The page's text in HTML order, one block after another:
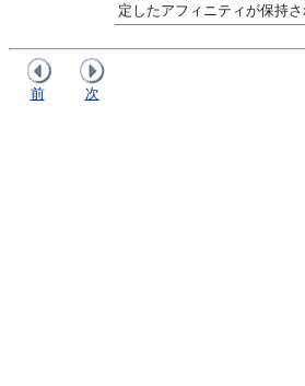
定したアフィニティが保持さ
前 次